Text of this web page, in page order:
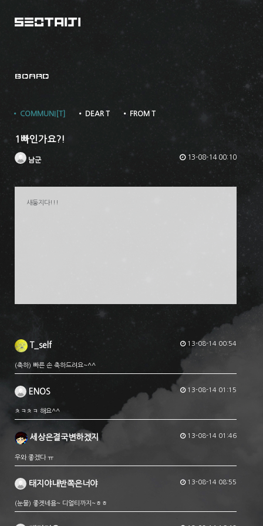
BOARD
• COMMUNI[T] • DEAR T • FROM T
1빠인가요?!
남군 13-08-14 00:10
새둥지다!!!
T_self 13-08-14 00:54
(축하) 빠른 손 축하드려요~^^
ENOS 13-08-14 01:15
ㅊㅋㅊㅋ 해요^^
세상은결국변하겠지 13-08-14 01:46
우와 좋겠다 ㅠ
태지야내반쪽은너야 13-08-14 08:55
(눈물) 좋겟네욤~ 디얼티까지~ㅎㅎ